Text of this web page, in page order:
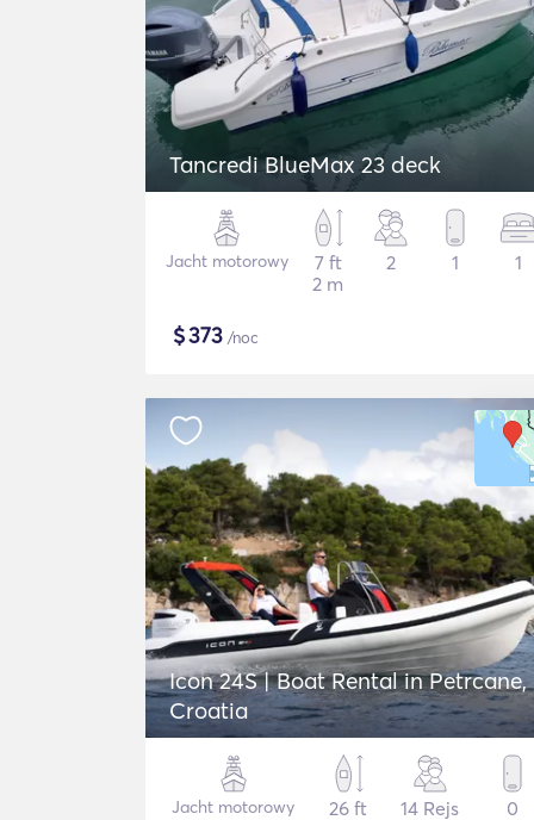
Tancredi BlueMax 23 deck
Jacht motorowy
7 ft
2 m
2 1 1
$373 /noc
Icon 24S | Boat Rental in Petrcane,
Croatia
Jacht motorowy
26 ft
14 Rejs 0